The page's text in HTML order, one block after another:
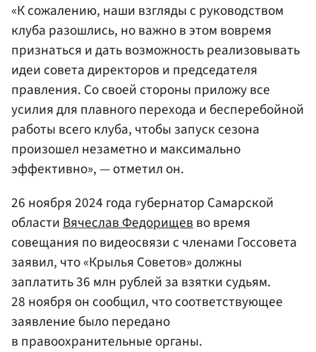
«К сожалению, наши взгляды с руководством
клуба разошлись, но важно в этом вовремя
признаться и дать возможность реализовывать
идеи совета директоров и председателя
правления. Со своей стороны приложу все
усилия для плавного перехода и бесперебойной
работы всего клуба, чтобы запуск сезона
произошел незаметно и максимально
эффективно», — отметил он.
26 ноября 2024 года губернатор Самарской
области Вячеслав Федорищев во время
совещания по видеосвязи с членами Госсовета
заявил, что «Крылья Советов» должны
заплатить 36 млн рублей за взятки судьям.
28 ноября он сообщил, что соответствующее
заявление было передано
в правоохранительные органы.